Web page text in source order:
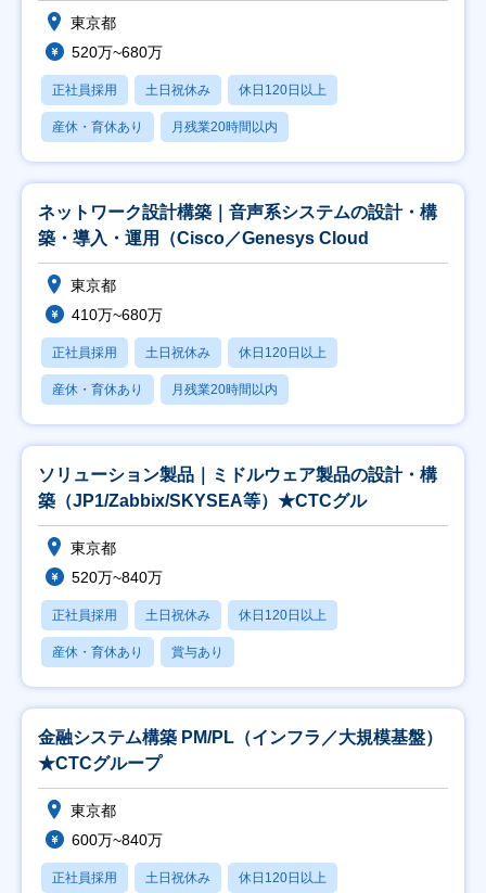
東京都
520万~680万
正社員採用 土日祝休み 休日120日以上
産休・育休あり 月残業20時間以内
ネットワーク設計構築｜音声系システムの設計・構
築・導入・運用（Cisco／Genesys Cloud
東京都
410万~680万
正社員採用 土日祝休み 休日120日以上
産休・育休あり 月残業20時間以内
ソリューション製品｜ミドルウェア製品の設計・構
築（JP1/Zabbix/SKYSEA等）★CTCグル
東京都
520万~840万
正社員採用 土日祝休み 休日120日以上
産休・育休あり 賞与あり
金融システム構築 PM/PL（インフラ／大規模基盤）
★CTCグループ
東京都
600万~840万
正社員採用 土日祝休み 休日120日以上